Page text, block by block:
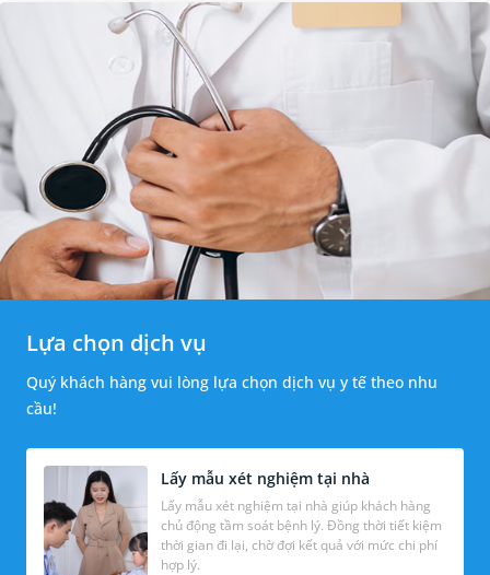
Lựa chọn dịch vụ
Quý khách hàng vui lòng lựa chọn dịch vụ y tế theo nhu
cầu!
Lấy mẫu xét nghiệm tại nhà
Lấy mẫu xét nghiệm tại nhà giúp khách hàng
chủ động tầm soát bệnh lý. Đồng thời tiết kiệm
thời gian đi lại, chờ đợi kết quả với mức chi phí
hợp lý.